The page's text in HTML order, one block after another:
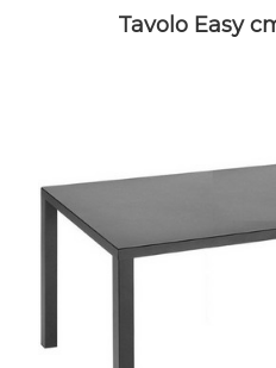
Tavolo Easy